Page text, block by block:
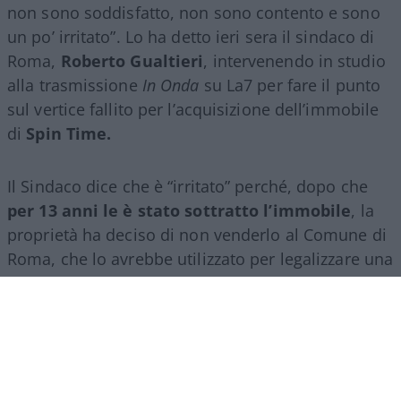
non sono soddisfatto, non sono contento e sono
un po’ irritato”. Lo ha detto ieri sera il sindaco di
Roma, Roberto Gualtieri, intervenendo in studio
alla trasmissione In Onda su La7 per fare il punto
sul vertice fallito per l’acquisizione dell’immobile
di Spin Time.
Il Sindaco dice che è “irritato” perché, dopo che
per 13 anni le è stato sottratto l’immobile, la
proprietà ha deciso di non venderlo al Comune di
Roma, che lo avrebbe utilizzato per legalizzare una
vergognosa occupazione abusiva.